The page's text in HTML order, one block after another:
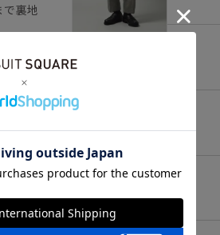
裏地
さい。